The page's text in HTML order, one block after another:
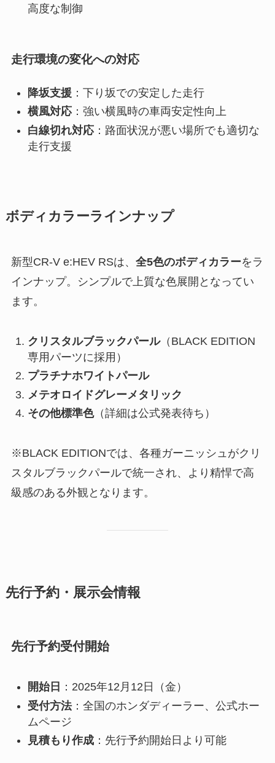
高度な制御
走行環境の変化への対応
降坂支援 ：下り坂での安定した走行
横風対応：強い横風時の車両安定性向上
白線切れ対応：路面状況が悪い場所でも適切な
走行支援
ボディカラーラインナップ
新型CR-V e:HEV RSは、 全5色のボディカラーをラ
インナップ。シンプルで上質な色展開となってい
ます。
クリスタルブラックパール（BLACK EDITION
専用パーツに採用）
プラチナホワイトパール
メテオロイドグレーメタリック
その他標準色（詳細は公式発表待ち）
※BLACK EDITIONでは、各種ガーニッシュがクリ
スタルブラックパールで統一され、より精悍で高
級感のある外観となります。
先行予約・展示会情報
先行予約受付開始
開始日 ：2025年12月12日（金）
受付方法：全国のホンダディーラー、公式ホー
ムページ
見積もり作成：先行予約開始日より可能